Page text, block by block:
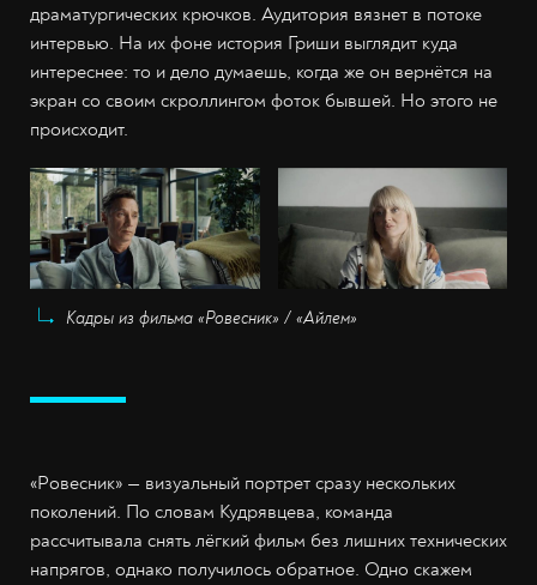
драматургических крючков. Аудитория вязнет в потоке
интервью. На их фоне история Гриши выглядит куда
интереснее: то и дело думаешь, когда же он вернётся на
экран со своим скроллингом фоток бывшей. Но этого не
происходит.
Кадры из фильма «Ровесник» / «Айлем»
«Ровесник» — визуальный портрет сразу нескольких
поколений. По словам Кудрявцева, команда
рассчитывала снять лёгкий фильм без лишних технических
напрягов, однако получилось обратное. Одно скажем